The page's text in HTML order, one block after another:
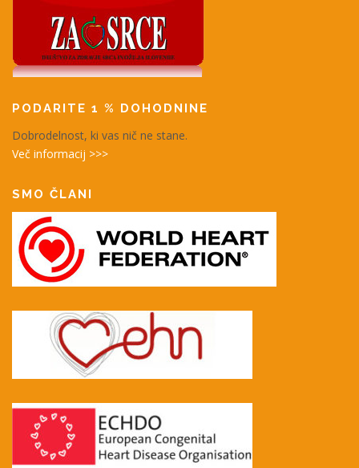
PODARITE 1 % DOHODNINE
Dobrodelnost, ki vas nič ne stane.
Več informacij >>>
SMO ČLANI